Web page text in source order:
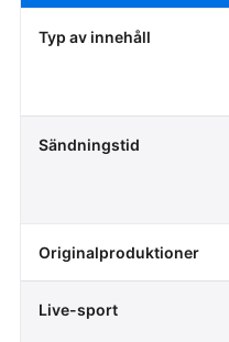
Typ av innehåll
Sändningstid
Originalproduktioner
Live-sport